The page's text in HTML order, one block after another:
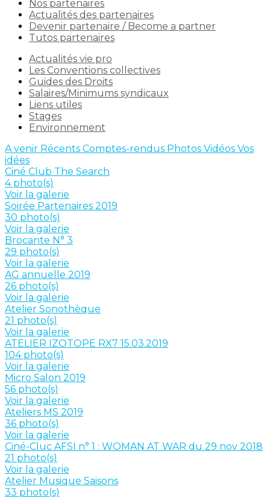
Nos partenaires
Actualités des partenaires
Devenir partenaire / Become a partner
Tutos partenaires
Actualités vie pro
Les Conventions collectives
Guides des Droits
Salaires/Minimums syndicaux
Liens utiles
Stages
Environnement
A venir Récents Comptes-rendus Photos Vidéos Vos
idées
Ciné Club The Search
4 photo(s)
Voir la galerie
Soirée Partenaires 2019
30 photo(s)
Voir la galerie
Brocante N° 3
29 photo(s)
Voir la galerie
AG annuelle 2019
26 photo(s)
Voir la galerie
Atelier Sonothèque
21 photo(s)
Voir la galerie
ATELIER IZOTOPE RX7 15.03.2019
104 photo(s)
Voir la galerie
Micro Salon 2019
56 photo(s)
Voir la galerie
Ateliers MS 2019
36 photo(s)
Voir la galerie
Ciné-Cluc AFSI n° 1 : WOMAN AT WAR du 29 nov 2018
21 photo(s)
Voir la galerie
Atelier Musique Saisons
33 photo(s)